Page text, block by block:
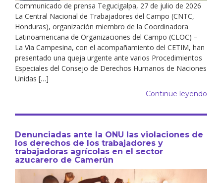
Communicado de prensa Tegucigalpa, 27 de julio de 2026
La Central Nacional de Trabajadores del Campo (CNTC,
Honduras), organización miembro de la Coordinadora
Latinoamericana de Organizaciones del Campo (CLOC) –
La Via Campesina, con el acompañamiento del CETIM, han
presentado una queja urgente ante varios Procedimientos
Especiales del Consejo de Derechos Humanos de Naciones
Unidas […]
Continue leyendo
Denunciadas ante la ONU las violaciones de
los derechos de los trabajadores y
trabajadoras agrícolas en el sector
azucarero de Camerún